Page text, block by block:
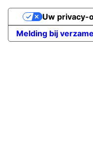
Melding bij
Uw privacy-